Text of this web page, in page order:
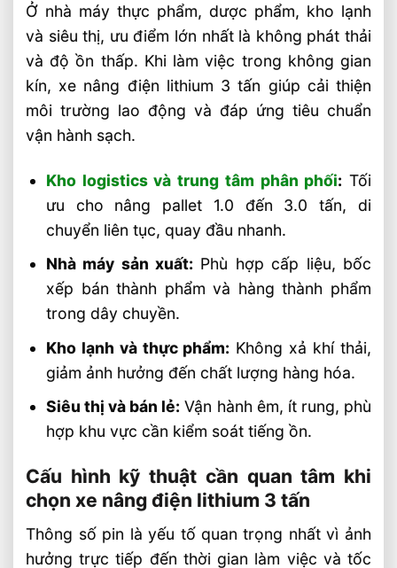
Ở nhà máy thực phẩm, dược phẩm, kho lạnh
và siêu thị, ưu điểm lớn nhất là không phát thải
và độ ồn thấp. Khi làm việc trong không gian
kín, xe nâng điện lithium 3 tấn giúp cải thiện
môi trường lao động và đáp ứng tiêu chuẩn
vận hành sạch.
Kho logistics và trung tâm phân phối: Tối
ưu cho nâng pallet 1.0 đến 3.0 tấn, di
chuyển liên tục, quay đầu nhanh.
Nhà máy sản xuất: Phù hợp cấp liệu, bốc
xếp bán thành phẩm và hàng thành phẩm
trong dây chuyền.
Kho lạnh và thực phẩm: Không xả khí thải,
giảm ảnh hưởng đến chất lượng hàng hóa.
Siêu thị và bán lẻ: Vận hành êm, ít rung, phù
hợp khu vực cần kiểm soát tiếng ồn.
Cấu hình kỹ thuật cần quan tâm khi
chọn xe nâng điện lithium 3 tấn
Thông số pin là yếu tố quan trọng nhất vì ảnh
hưởng trực tiếp đến thời gian làm việc và tốc